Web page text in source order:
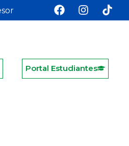
Portal Estudiantes